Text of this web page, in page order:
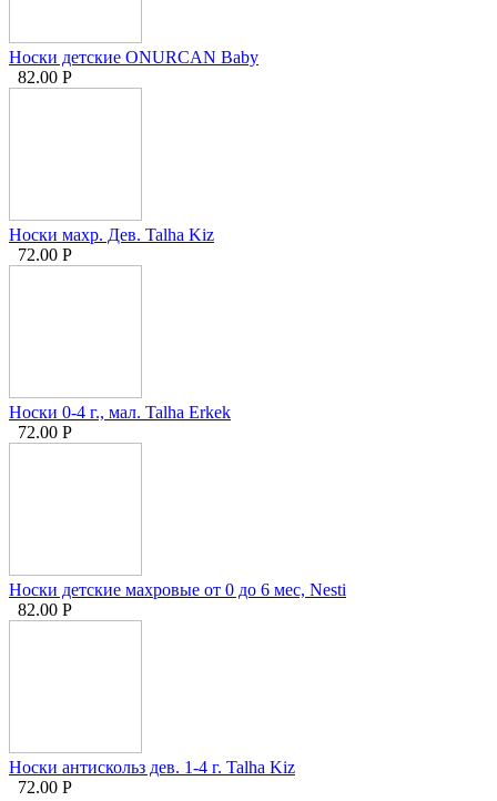
Носки детские ONURCAN Baby
82.00 Р
Носки махр. Дев. Talha Kiz
72.00 Р
Носки 0-4 г., мал. Talha Erkek
72.00 Р
Носки детские махровые от 0 до 6 мес, Nesti
82.00 Р
Носки антискольз дев. 1-4 г. Talha Kiz
72.00 Р